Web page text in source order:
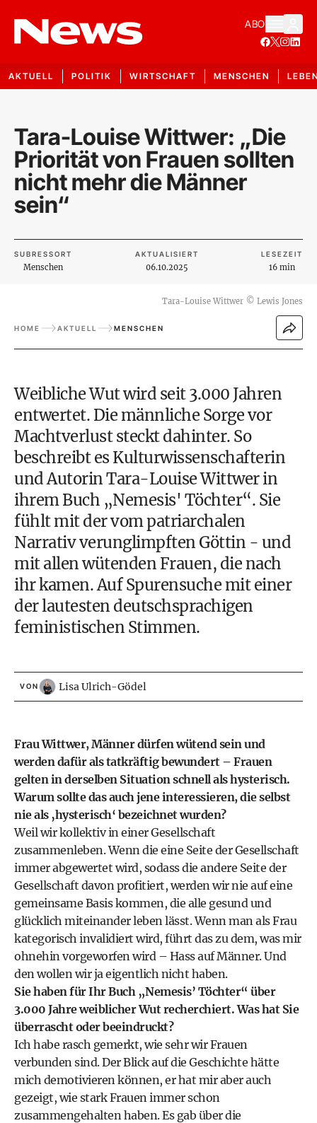
ABO
AKTUELL POLITIK WIRTSCHAFT MENSCHEN
Tara-Louise Wittwer: „Die
Priorität von Frauen sollten
nicht mehr die Männer
sein“
SUBRESSORT
Menschen
AKTUALISIERT
06.10.2025
LESEZEIT
16 min
Tara-Louise Wittwer © Lewis Jones
HOME AKTUELL MENSCHEN
Weibliche Wut wird seit 3.000 Jahren
entwertet. Die männliche Sorge vor
Machtverlust steckt dahinter. So
beschreibt es Kulturwissenschafterin
und Autorin Tara-Louise Wittwer in
ihrem Buch „Nemesis' Töchter“. Sie
fühlt mit der vom patriarchalen
Narrativ verunglimpften Göttin - und
mit allen wütenden Frauen, die nach
ihr kamen. Auf Spurensuche mit einer
der lautesten deutschsprachigen
feministischen Stimmen.
VON Lisa Ulrich-Gödel
Frau Wittwer, Männer dürfen wütend sein und
werden dafür als tatkräftig bewundert – Frauen
gelten in derselben Situation schnell als hysterisch.
Warum sollte das auch jene interessieren, die selbst
nie als ‚hysterisch‘ bezeichnet wurden?
Weil wir kollektiv in einer Gesellschaft
zusammenleben. Wenn die eine Seite der Gesellschaft
immer abgewertet wird, sodass die andere Seite der
Gesellschaft davon profitiert, werden wir nie auf eine
gemeinsame Basis kommen, die alle gesund und
glücklich miteinander leben lässt. Wenn man als Frau
kategorisch invalidiert wird, führt das zu dem, was mir
ohnehin vorgeworfen wird – Hass auf Männer. Und
den wollen wir ja eigentlich nicht haben.
Sie haben für Ihr Buch „Nemesis’ Töchter“ über
3.000 Jahre weiblicher Wut recherchiert. Was hat Sie
überrascht oder beeindruckt?
Ich habe rasch gemerkt, wie sehr wir Frauen
verbunden sind. Der Blick auf die Geschichte hätte
mich demotivieren können, er hat mir aber auch
gezeigt, wie stark Frauen immer schon
zusammengehalten haben. Es gab über die